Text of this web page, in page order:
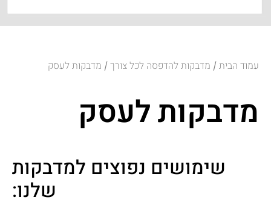
עמוד הבית / מדבקות להדפסה לכל צורך / מדבקות לעסק
מדבקות לעסק
שימושים נפוצים למדבקות
שלנו: